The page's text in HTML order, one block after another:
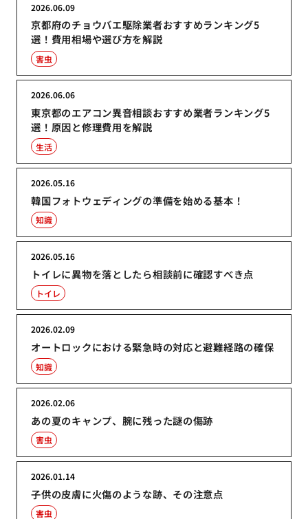
京都府のチョウバエ駆除業者おすすめランキング5
選！費用相場や選び方を解説
2026.06.09
害虫
東京都のエアコン異音相談おすすめ業者ランキング5
選！原因と修理費用を解説
2026.06.06
生活
韓国フォトウェディングの準備を始める基本！
2026.05.16
知識
トイレに異物を落としたら相談前に確認すべき点
2026.05.16
トイレ
オートロックにおける緊急時の対応と避難経路の確保
2026.02.09
知識
あの夏のキャンプ、腕に残った謎の傷跡
2026.02.06
害虫
子供の皮膚に火傷のような跡、その注意点
2026.01.14
害虫